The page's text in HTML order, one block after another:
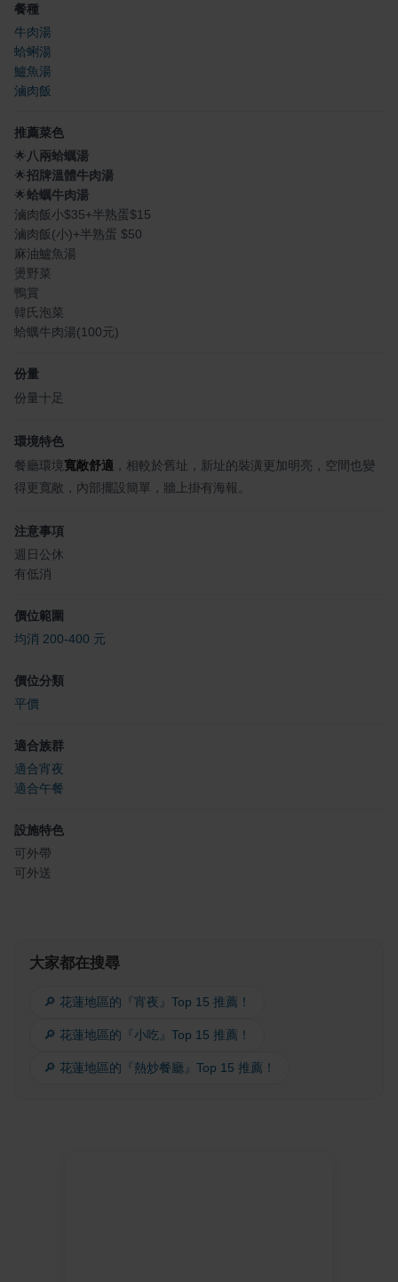
餐種
牛肉湯
蛤蜊湯
鱸魚湯
滷肉飯
推薦菜色
🌟八兩蛤蠣湯
🌟招牌溫體牛肉湯
🌟蛤蠣牛肉湯
滷肉飯小$35+半熟蛋$15
滷肉飯(小)+半熟蛋 $50
麻油鱸魚湯
燙野菜
鴨賞
韓氏泡菜
蛤蠣牛肉湯(100元)
份量
份量十足
環境特色
餐廳環境寬敞舒適 ，相較於舊址，新址的裝潢更加明亮，空間也變
得更寬敞，內部擺設簡單，牆上掛有海報。
注意事項
週日公休
有低消
價位範圍
均消 200-400 元
價位分類
平價
適合族群
適合宵夜
適合午餐
設施特色
可外帶
可外送
大家都在搜尋
🔎 花蓮地區的『宵夜』Top 15 推薦！
🔎 花蓮地區的『小吃』Top 15 推薦！
🔎 花蓮地區的『熱炒餐廳』Top 15 推薦！